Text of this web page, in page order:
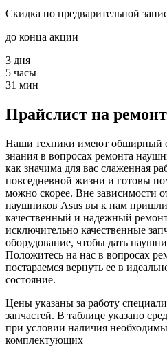
Скидка по предварительной
до конца акции
3 дня
5 часы
31 мин
Прайслист на
Наши техники имеют обширный
знания в вопросах ремонта
как значима для вас слаженная
повседневной жизни и готовы
можно скорее. Вне зависимости
наушников Asus вы к нам
качественный и надежный
исключительно качественные
оборудование, чтобы дать
Положитесь на нас в вопросах
постараемся вернуть ее в
состояние.
Цены указаны за работу
запчастей. В таблице указано
при условии наличия
комплектующих